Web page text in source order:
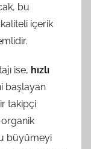
bu
içerik
ise, hızlı
başlayan
takipçi
organik
büyümeyi